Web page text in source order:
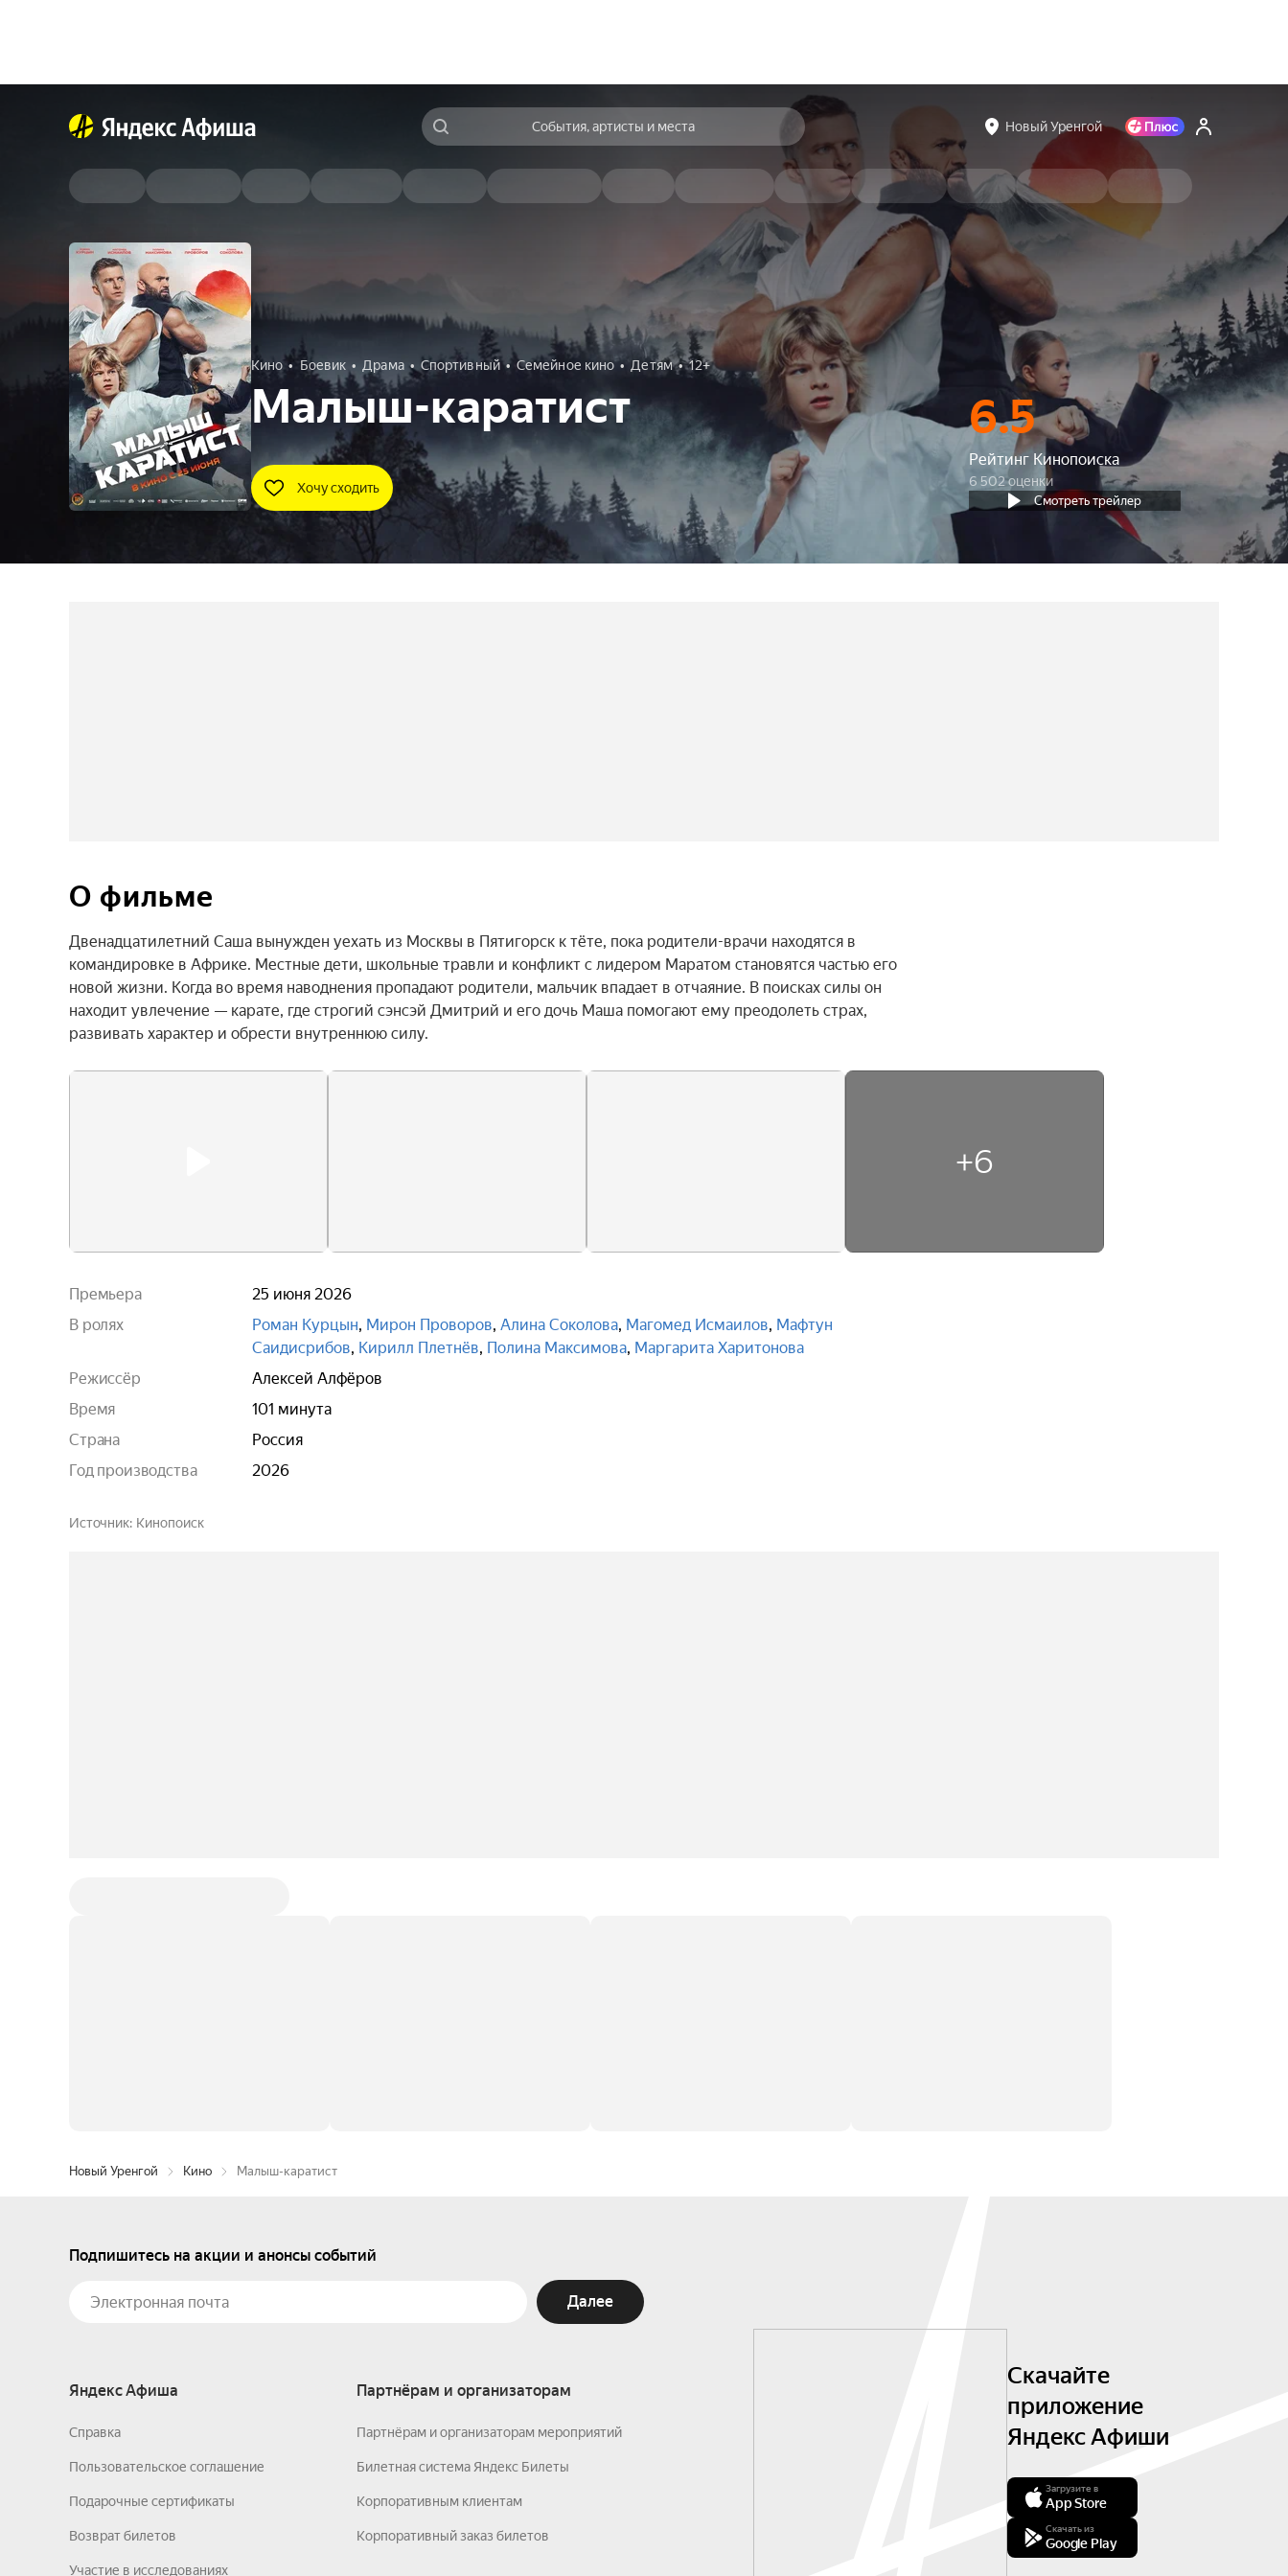
События, артисты и места Новый Уренгой
Кино Боевик Драма Спортивный Семейное кино Детям 12+
Малыш-каратист
Хочу сходить
6.5
Рейтинг Кинопоиска
6 502 оценки
Смотреть трейлер
О фильме
Двенадцатилетний Саша вынужден уехать из Москвы в Пятигорск к тёте, пока родители-врачи находятся в
командировке в Африке. Местные дети, школьные травли и конфликт с лидером Маратом становятся частью его
новой жизни. Когда во время наводнения пропадают родители, мальчик впадает в отчаяние. В поисках силы он
находит увлечение — карате, где строгий сэнсэй Дмитрий и его дочь Маша помогают ему преодолеть страх,
развивать характер и обрести внутреннюю силу.
+6
Премьера
25 июня 2026
В ролях
Роман Курцын, Мирон Проворов, Алина Соколова, Магомед Исмаилов, Мафтун
Саидисрибов, Кирилл Плетнёв, Полина Максимова, Маргарита Харитонова
Режиссёр
Алексей Алфёров
Время
101 минута
Страна
Россия
Год производства
2026
Источник Кинопоиск
Новый Уренгой Кино Малыш-каратист
Подпишитесь на акции и анонсы событий
Далее
Яндекс Афиша
Справка
Пользовательское соглашение
Подарочные сертификаты
Возврат билетов
Участие в исследованиях
Партнёрам и организаторам
Партнёрам и организаторам мероприятий
Билетная система Яндекс Билеты
Корпоративным клиентам
Корпоративный заказ билетов
Скачайте
приложение
Яндекс Афиши
Загрузите в
App Store
Скачать из
Google Play